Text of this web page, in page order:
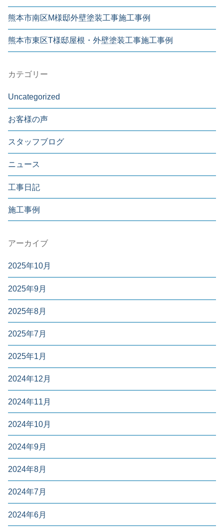
熊本市南区M様邸外壁塗装工事施工事例
熊本市東区T様邸屋根・外壁塗装工事施工事例
カテゴリー
Uncategorized
お客様の声
スタッフブログ
ニュース
工事日記
施工事例
アーカイブ
2025年10月
2025年9月
2025年8月
2025年7月
2025年1月
2024年12月
2024年11月
2024年10月
2024年9月
2024年8月
2024年7月
2024年6月